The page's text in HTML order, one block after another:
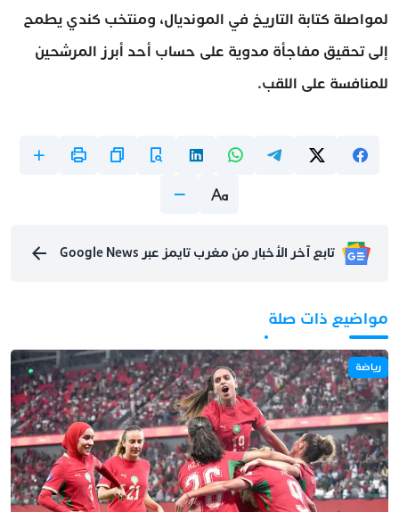
لمواصلة كتابة التاريخ في المونديال، ومنتخب كندي يطمح
إلى تحقيق مفاجأة مدوية على حساب أحد أبرز المرشحين
للمنافسة على اللقب.
تابع آخر الأخبار من مغرب تايمز عبر Google News
مواضيع ذات صلة
رياضة